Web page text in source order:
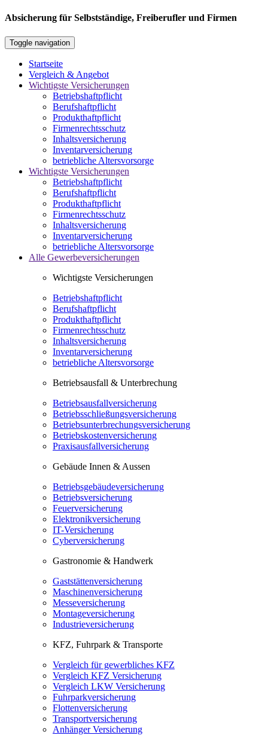
Absicherung für Selbstständige, Freiberufler und Firmen
Toggle navigation
Startseite
Vergleich & Angebot
Wichtigste Versicherungen
Betriebshaftpflicht
Berufshaftpflicht
Produkthaftpflicht
Firmenrechtsschutz
Inhaltsversicherung
Inventarversicherung
betriebliche Altersvorsorge
Wichtigste Versicherungen
Betriebshaftpflicht
Berufshaftpflicht
Produkthaftpflicht
Firmenrechtsschutz
Inhaltsversicherung
Inventarversicherung
betriebliche Altersvorsorge
Alle Gewerbeversicherungen
Wichtigste Versicherungen
Betriebshaftpflicht
Berufshaftpflicht
Produkthaftpflicht
Firmenrechtsschutz
Inhaltsversicherung
Inventarversicherung
betriebliche Altersvorsorge
Betriebsausfall & Unterbrechung
Betriebsausfallversicherung
Betriebsschließungsversicherung
Betriebsunterbrechungsversicherung
Betriebskostenversicherung
Praxisausfallversicherung
Gebäude Innen & Aussen
Betriebsgebäudeversicherung
Betriebsversicherung
Feuerversicherung
Elektronikversicherung
IT-Versicherung
Cyberversicherung
Gastronomie & Handwerk
Gaststättenversicherung
Maschinenversicherung
Messeversicherung
Montageversicherung
Industrieversicherung
KFZ, Fuhrpark & Transporte
Vergleich für gewerbliches KFZ
Vergleich KFZ Versicherung
Vergleich LKW Versicherung
Fuhrparkversicherung
Flottenversicherung
Transportversicherung
Anhänger Versicherung